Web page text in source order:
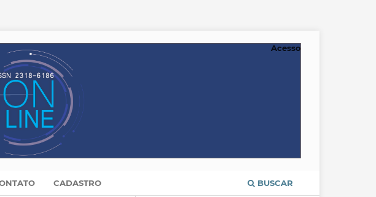
CADASTRO BUSCAR
Acesso